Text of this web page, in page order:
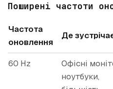
Поширені частоти
Частота
оновлення
Де
60 Hz
Офісні
ноутбуки,